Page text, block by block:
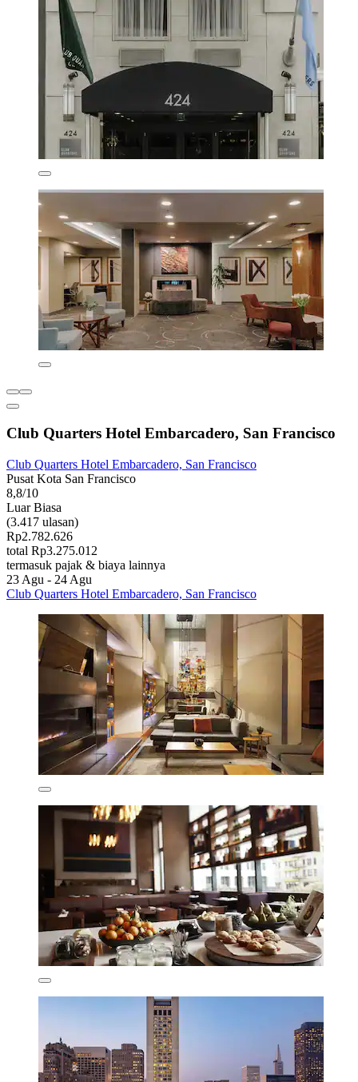
Club Quarters Hotel Embarcadero, San Francisco
Club Quarters Hotel Embarcadero, San Francisco
Pusat Kota San Francisco
8,8/10
Luar Biasa
(3.417 ulasan)
Rp2.782.626
total Rp3.275.012
termasuk pajak & biaya lainnya
23 Agu - 24 Agu
Club Quarters Hotel Embarcadero, San Francisco